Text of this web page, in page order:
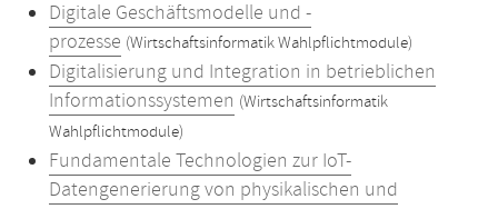
Digitale Geschäftsmodelle und -
prozesse (Wirtschaftsinformatik Wahlpflichtmodule)
Digitalisierung und Integration in betrieblichen
Informationssystemen (Wirtschaftsinformatik
Wahlpflichtmodule)
Fundamentale Technologien zur IoT-
Datengenerierung von physikalischen und